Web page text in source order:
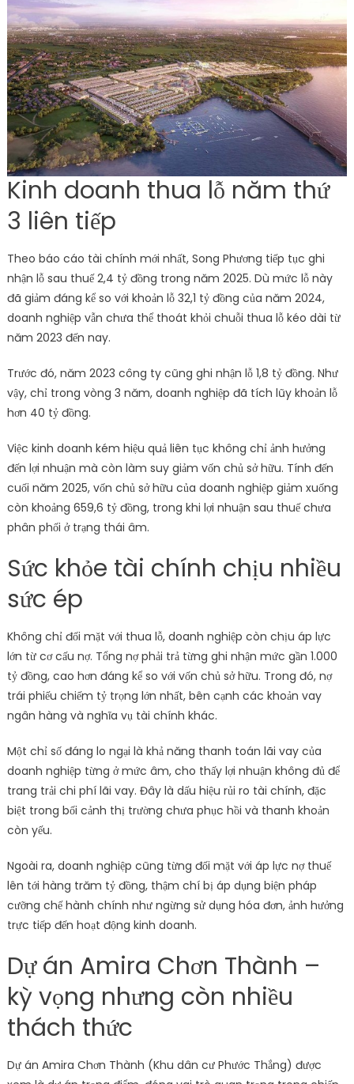
Kinh doanh thua lỗ năm thứ
3 liên tiếp
Theo báo cáo tài chính mới nhất, Song Phương tiếp tục ghi
nhận lỗ sau thuế 2,4 tỷ đồng trong năm 2025. Dù mức lỗ này
đã giảm đáng kể so với khoản lỗ 32,1 tỷ đồng của năm 2024,
doanh nghiệp vẫn chưa thể thoát khỏi chuỗi thua lỗ kéo dài từ
năm 2023 đến nay.
Trước đó, năm 2023 công ty cũng ghi nhận lỗ 1,8 tỷ đồng. Như
vậy, chỉ trong vòng 3 năm, doanh nghiệp đã tích lũy khoản lỗ
hơn 40 tỷ đồng.
Việc kinh doanh kém hiệu quả liên tục không chỉ ảnh hưởng
đến lợi nhuận mà còn làm suy giảm vốn chủ sở hữu. Tính đến
cuối năm 2025, vốn chủ sở hữu của doanh nghiệp giảm xuống
còn khoảng 659,6 tỷ đồng, trong khi lợi nhuận sau thuế chưa
phân phối ở trạng thái âm.
Sức khỏe tài chính chịu nhiều
sức ép
Không chỉ đối mặt với thua lỗ, doanh nghiệp còn chịu áp lực
lớn từ cơ cấu nợ. Tổng nợ phải trả từng ghi nhận mức gần 1.000
tỷ đồng, cao hơn đáng kể so với vốn chủ sở hữu. Trong đó, nợ
trái phiếu chiếm tỷ trọng lớn nhất, bên cạnh các khoản vay
ngân hàng và nghĩa vụ tài chính khác.
Một chỉ số đáng lo ngại là khả năng thanh toán lãi vay của
doanh nghiệp từng ở mức âm, cho thấy lợi nhuận không đủ để
trang trải chi phí lãi vay. Đây là dấu hiệu rủi ro tài chính, đặc
biệt trong bối cảnh thị trường chưa phục hồi và thanh khoản
còn yếu.
Ngoài ra, doanh nghiệp cũng từng đối mặt với áp lực nợ thuế
lên tới hàng trăm tỷ đồng, thậm chí bị áp dụng biện pháp
cưỡng chế hành chính như ngừng sử dụng hóa đơn, ảnh hưởng
trực tiếp đến hoạt động kinh doanh.
Dự án Amira Chơn Thành –
kỳ vọng nhưng còn nhiều
thách thức
Dự án Amira Chơn Thành (Khu dân cư Phước Thắng) được